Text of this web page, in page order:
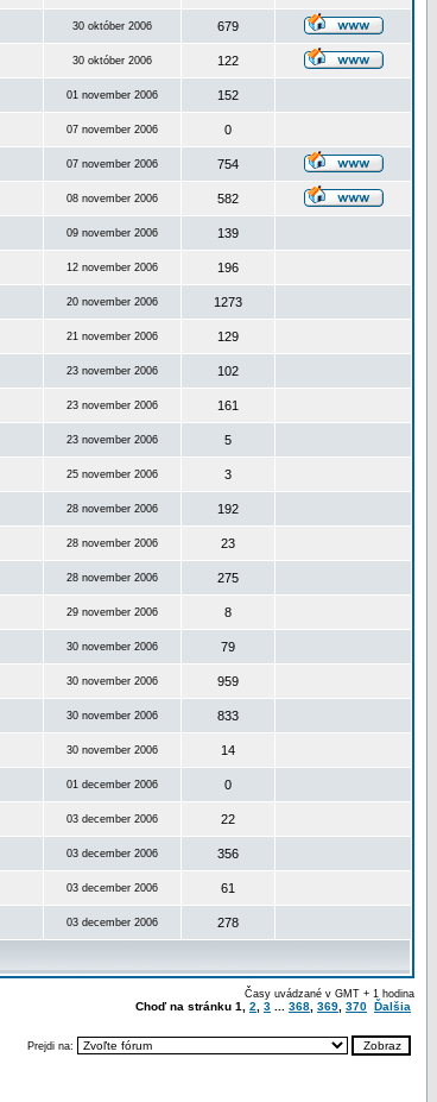
30 október 2006 679
30 október 2006 122
01 november 2006 152
07 november 2006 0
07 november 2006 754
08 november 2006 582
09 november 2006 139
12 november 2006 196
20 november 2006 1273
21 november 2006 129
23 november 2006 102
23 november 2006 161
23 november 2006 5
25 november 2006 3
28 november 2006 192
28 november 2006 23
28 november 2006 275
29 november 2006 8
30 november 2006 79
30 november 2006 959
30 november 2006 833
30 november 2006 14
01 december 2006 0
03 december 2006 22
03 december 2006 356
03 december 2006 61
03 december 2006 278
Časy uvádzané v GMT + 1 hodina
Choď na stránku 1 2 3 368 369 370 Ďalšia
Prejdi na: